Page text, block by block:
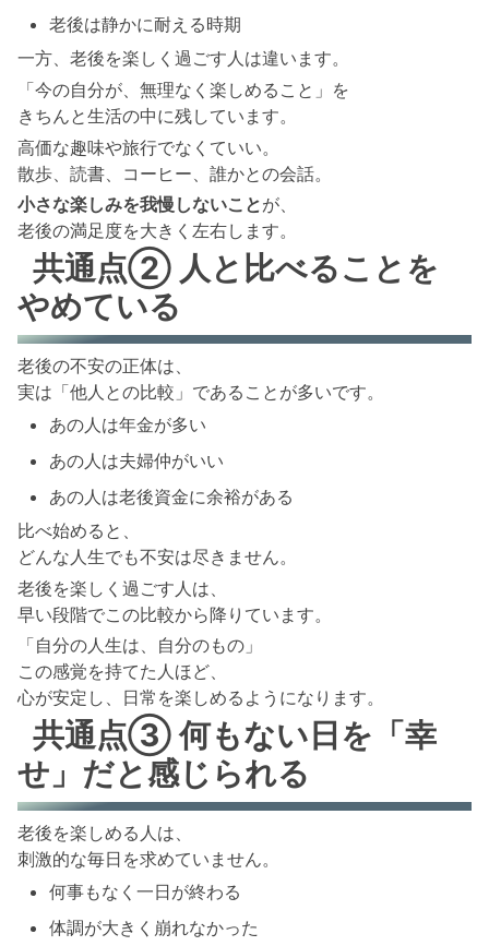
老後は静かに耐える時期
一方、老後を楽しく過ごす人は違います。
「今の自分が、無理なく楽しめること」を
きちんと生活の中に残しています。
高価な趣味や旅行でなくていい。
散歩、読書、コーヒー、誰かとの会話。
小さな楽しみを我慢しないことが、
老後の満足度を大きく左右します。
共通点② 人と比べることを
やめている
老後の不安の正体は、
実は「他人との比較」であることが多いです。
あの人は年金が多い
あの人は夫婦仲がいい
あの人は老後資金に余裕がある
比べ始めると、
どんな人生でも不安は尽きません。
老後を楽しく過ごす人は、
早い段階でこの比較から降りています。
「自分の人生は、自分のもの」
この感覚を持てた人ほど、
心が安定し、日常を楽しめるようになります。
共通点③ 何もない日を「幸
せ」だと感じられる
老後を楽しめる人は、
刺激的な毎日を求めていません。
何事もなく一日が終わる
体調が大きく崩れなかった